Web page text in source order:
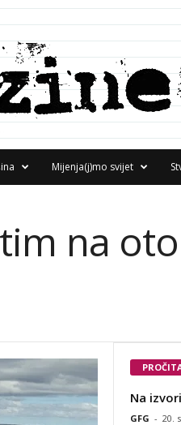
Mijenja(j)mo svijet
na
Na
GFG - 20.